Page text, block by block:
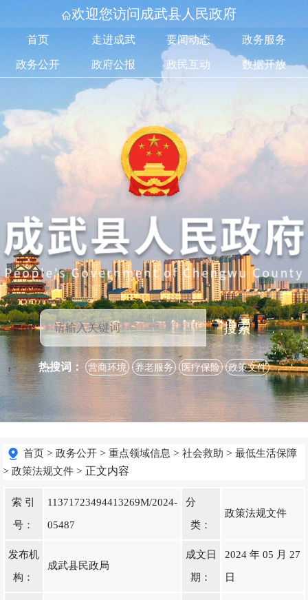
欢迎您访问成武县人民政府
首页 走进成武 要闻动态 政务服务
政务公开 政府公报 政民互动 数据开放
搜索
热搜词： 营商环境 养老服务 医疗保险 政策文件
首页 >政务公开 >重点领域信息 >社会救助 >最低生活保障
>政策法规文件 > 正文内容
索 引
号：
11371723494413269M/2024-
05487
分
类：
政策法规文件
发布机
构：
成武县民政局
成文日
期：
2024 年 05 月 27
日